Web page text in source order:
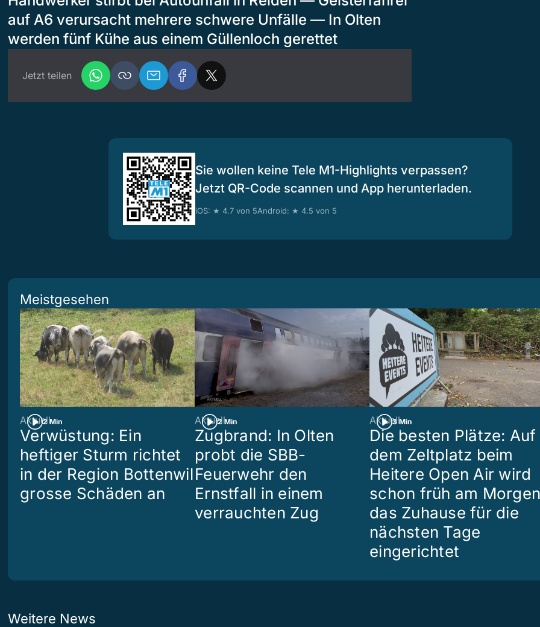
auf A6 verursacht mehrere schwere Unfälle — In Olten
werden fünf Kühe aus einem Güllenloch gerettet
Jetzt teilen
Sie wollen keine Tele M1-Highlights verpassen?
Jetzt QR-Code scannen und App herunterladen.
iOS: ★ 4.7 von 5Android: ★ 4.5 von 5
Meistgesehen
2 Min
Aktuell
Verwüstung: Ein
heftiger Sturm richtet
in der Region Bottenwil
grosse Schäden an
2 Min
Aktuell
Zugbrand: In Olten
probt die SBB-
Feuerwehr den
Ernstfall in einem
verrauchten Zug
3 Min
Aktuell
Die besten Plätze: Auf
dem Zeltplatz beim
Heitere Open Air wird
schon früh am Morgen
das Zuhause für die
nächsten Tage
eingerichtet
Weitere News